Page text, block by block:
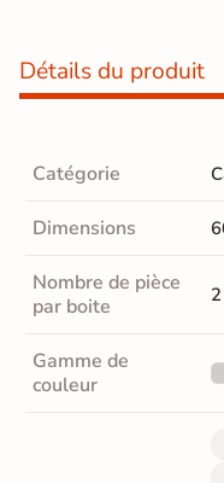
Détails du produit
Catégorie
Dimensions
Nombre de pièce
par boite
2
Gamme de
couleur